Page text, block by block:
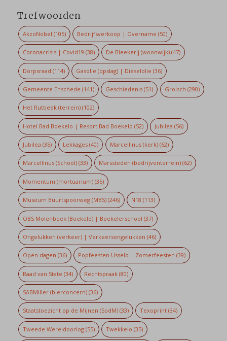
Trefwoorden
AkzoNobel (105) Bedrijfsverkoop | Overname (50)
Coronacrisis | Covid19 (38) De Bleekerij (woonwijk) (47)
Dorpsraad (114) Gasolie (opslag) | Dieselolie (36)
Gemeente Enschede (141) Geschiedenis (51) Grolsch (290)
Het Rutbeek (terrein)(102)
Hotel Bad Boekelo | Resort Bad Boekelo (52) Jubilea (56)
Jubilea (35) Lekkages (40) Marcellinus (kerk)(62)
Marcellinus (School)(33) Marssteden (bedrijventerrein) (62)
Momentum (mortuarium)(35)
Museum Buurtspoorweg (MBS)(246) N18 (113)
OBS Molenbeek (Boekelo) | Boekelerschool (37)
Ongelukken (verkeer) | Verkeersongelukken (46)
Open dagen (36) Popfeesten Usselo | Zomerfeesten (39)
Raad van State (34) Rechtspraak (80)
SABMiller (bierconcern)(36)
Staatstoezicht op de Mijnen (SodM)(33) Texoprint (34)
Tweede Wereldoorlog(55) Twekkelo (35)